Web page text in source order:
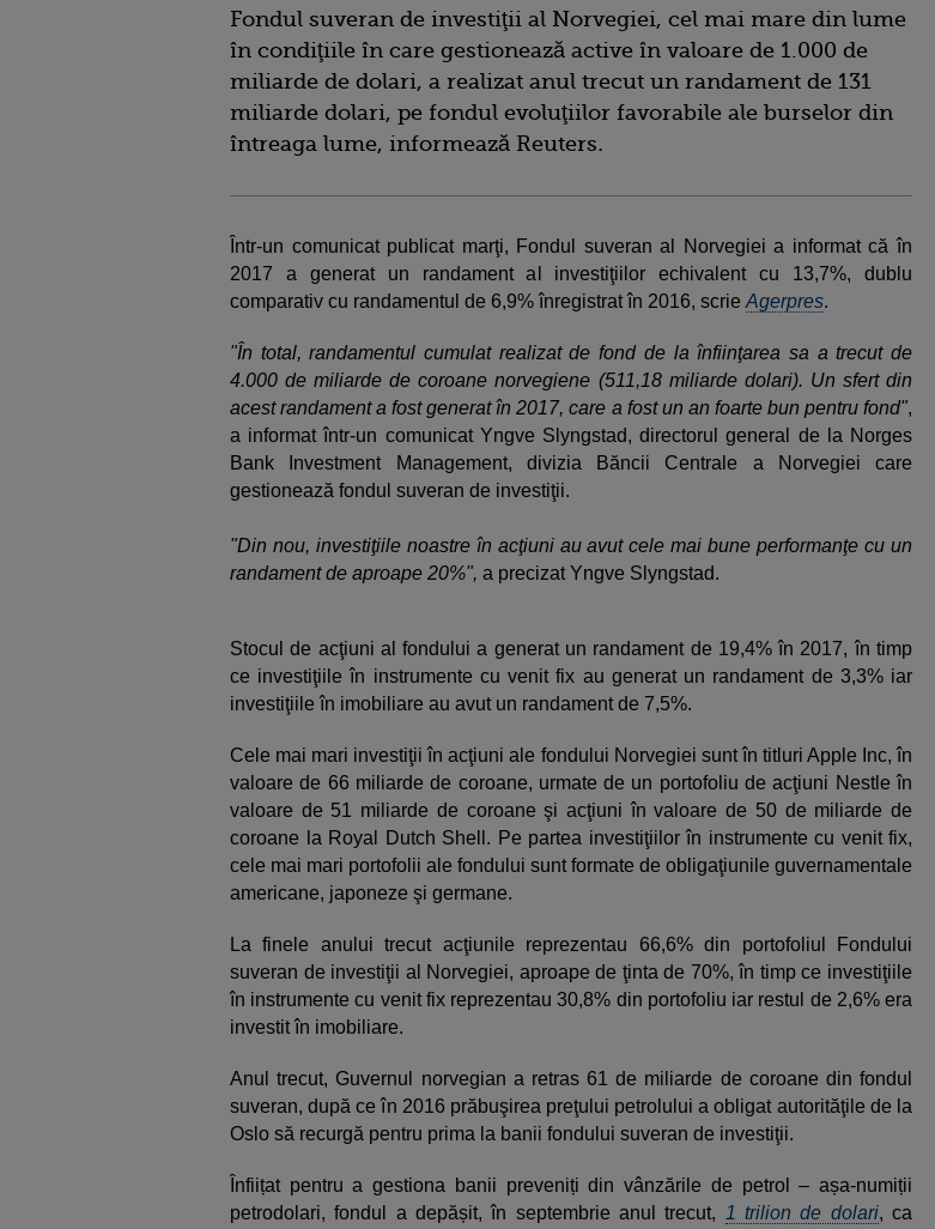
Fondul suveran de investiţii al Norvegiei, cel mai mare din lume
în condiţiile în care gestionează active în valoare de 1.000 de
miliarde de dolari, a realizat anul trecut un randament de 131
miliarde dolari, pe fondul evoluţiilor favorabile ale burselor din
întreaga lume, informează Reuters.
Într-un comunicat publicat marţi, Fondul suveran al Norvegiei a informat că în
2017 a generat un randament al investiţiilor echivalent cu 13,7%, dublu
comparativ cu randamentul de 6,9% înregistrat în 2016, scrie Agerpres.
"În total, randamentul cumulat realizat de fond de la înfiinţarea sa a trecut de
4.000 de miliarde de coroane norvegiene (511,18 miliarde dolari). Un sfert din
acest randament a fost generat în 2017, care a fost un an foarte bun pentru fond",
a informat într-un comunicat Yngve Slyngstad, directorul general de la Norges
Bank Investment Management, divizia Băncii Centrale a Norvegiei care
gestionează fondul suveran de investiţii.
"Din nou, investiţiile noastre în acţiuni au avut cele mai bune performanţe cu un
randament de aproape 20%", a precizat Yngve Slyngstad.
Stocul de acţiuni al fondului a generat un randament de 19,4% în 2017, în timp
ce investiţiile în instrumente cu venit fix au generat un randament de 3,3% iar
investiţiile în imobiliare au avut un randament de 7,5%.
Cele mai mari investiţii în acţiuni ale fondului Norvegiei sunt în titluri Apple Inc, în
valoare de 66 miliarde de coroane, urmate de un portofoliu de acţiuni Nestle în
valoare de 51 miliarde de coroane şi acţiuni în valoare de 50 de miliarde de
coroane la Royal Dutch Shell. Pe partea investiţiilor în instrumente cu venit fix,
cele mai mari portofolii ale fondului sunt formate de obligaţiunile guvernamentale
americane, japoneze şi germane.
La finele anului trecut acţiunile reprezentau 66,6% din portofoliul Fondului
suveran de investiţii al Norvegiei, aproape de ţinta de 70%, în timp ce investiţiile
în instrumente cu venit fix reprezentau 30,8% din portofoliu iar restul de 2,6% era
investit în imobiliare.
Anul trecut, Guvernul norvegian a retras 61 de miliarde de coroane din fondul
suveran, după ce în 2016 prăbuşirea preţului petrolului a obligat autorităţile de la
Oslo să recurgă pentru prima la banii fondului suveran de investiţii.
Înfiițat pentru a gestiona banii preveniți din vânzările de petrol – așa-numiții
petrodolari, fondul a depășit, în septembrie anul trecut, 1 trilion de dolari, ca